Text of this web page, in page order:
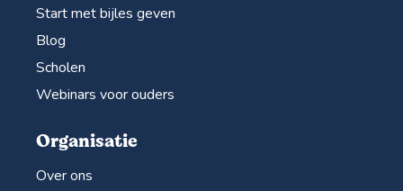
Start met bijles geven
Blog
Scholen
Webinars voor ouders
Organisatie
Over ons